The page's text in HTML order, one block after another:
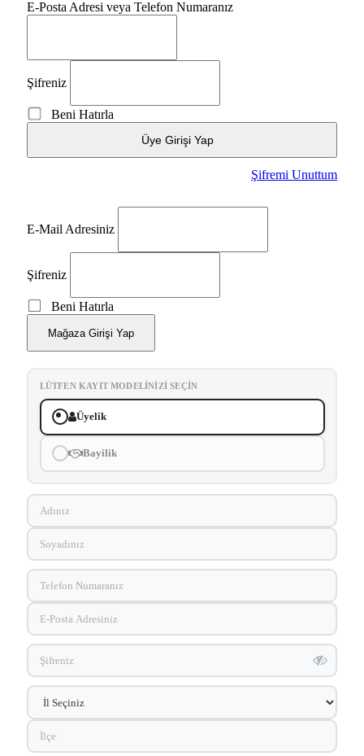
E-Posta Adresi veya Telefon Numaranız
Şifreniz
Beni Hatırla
Üye Girişi Yap
Şifremi Unuttum
E-Mail Adresiniz
Şifreniz
Beni Hatırla
Mağaza Girişi Yap
LÜTFEN KAYIT MODELINIZI SEÇIN
Üyelik
Bayilik